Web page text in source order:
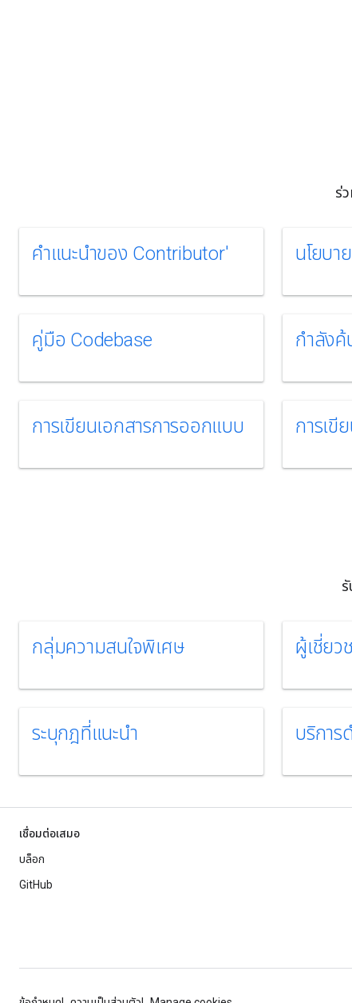
ร่
คําแนะนําของ Contributor' นโยบา
คู่มือ Codebase กําลังค้
การเขียนเอกสารการออกแบบ การเขี
กลุ่มความสนใจพิเศษ ผู้เชี่ยว
ระบุกฎที่แนะนํา บริการ
เชื่อมต่อเสมอ
บล็อก
GitHub